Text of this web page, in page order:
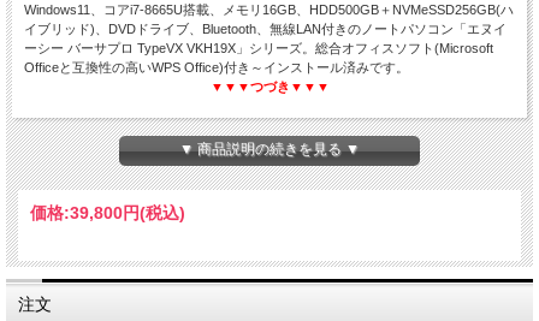
Windows11、コアi7-8665U搭載、メモリ16GB、HDD500GB＋NVMeSSD256GB(ハ
イブリッド)、DVDドライブ、Bluetooth、無線LAN付きのノートパソコン「エヌイ
ーシー バーサプロ TypeVX VKH19X」シリーズ。総合オフィスソフト(Microsoft
Officeと互換性の高いWPS Office)付き～インストール済みです。
▼▼▼つづき▼▼▼
NEC VersaPro タイプVX VKH19/X
Corei7 第8世代☆メモリ16GB☆Windows11-Pro
WPS Office付き☆15型☆中古ノートパソコン
▼ 商品説明の続きを見る ▼
価格:39,800円(税込)
注文